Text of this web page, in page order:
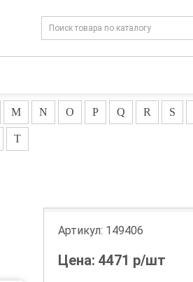
M N O P Q R S
Т
Артикул: 149406
Цена: 4471 р/шт